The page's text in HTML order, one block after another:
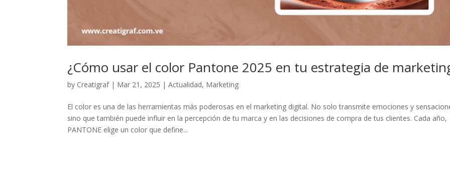
¿Cómo usar el color Pantone 2025 en tu estrategia de
by Creatigraf| Mar 21, 2025 |Actualidad, Marketing
El color es una de las herramientas más poderosas en el marketing digital. No solo transmite emociones y
sino que también puede influir en la percepción de tu marca y en las decisiones de compra de tus clientes. Cada año,
PANTONE elige un color que define...